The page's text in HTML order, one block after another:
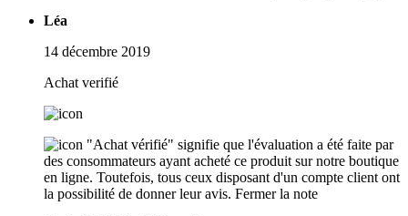
Léa
14 décembre 2019
Achat verifié
"Achat vérifié" signifie que l'évaluation a été faite par
des consommateurs ayant acheté ce produit sur notre boutique
en ligne. Toutefois, tous ceux disposant d'un compte client ont
la possibilité de donner leur avis. Fermer la note